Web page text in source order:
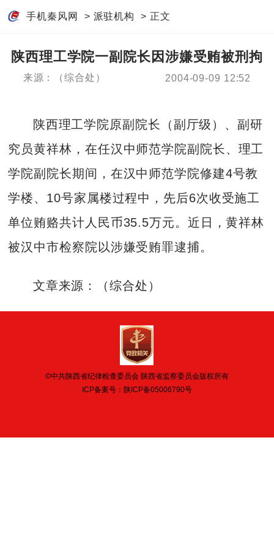
手机秦风网 > 派驻机构 > 正文
陕西理工学院一副院长因涉嫌受贿被刑拘
来源：（综合处） 2004-09-09 12:52
陕西理工学院原副院长（副厅级）、副研
究员黄祥林，在任汉中师范学院副院长、理工
学院副院长期间，在汉中师范学院修建4号教
学楼、10号家属楼过程中，先后6次收受施工
单位贿赂共计人民币35.5万元。近日，黄祥林
被汉中市检察院以涉嫌受贿罪逮捕。
文章来源：（综合处）
©中共陕西省纪律检查委员会 陕西省监察委员会版权所有
ICP备案号： 陕ICP备05006790号